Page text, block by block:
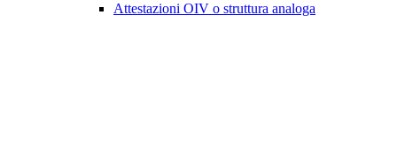
Attestazioni OIV o struttura analoga